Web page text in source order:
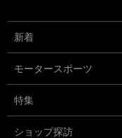
新着
モータースポーツ
特集
ショップ探訪